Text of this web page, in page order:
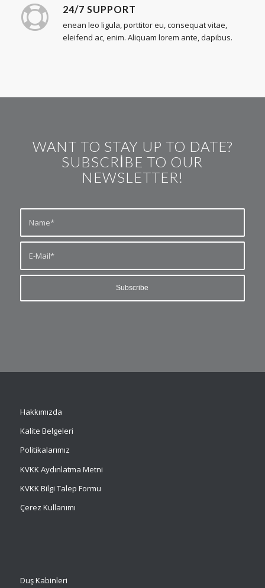
24/7 SUPPORT
enean leo ligula, porttitor eu, consequat vitae,
eleifend ac, enim. Aliquam lorem ante, dapibus.
WANT TO STAY UP TO DATE?
SUBSCRIBE TO OUR
NEWSLETTER!
Hakkımızda
Kalite Belgeleri
Politikalarımız
KVKK Aydınlatma Metni
KVKK Bilgi Talep Formu
Çerez Kullanımı
Duş Kabinleri